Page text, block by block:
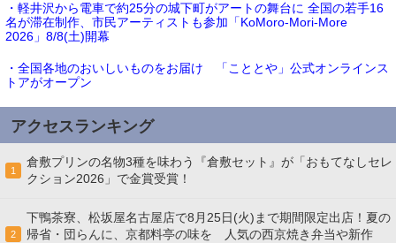
・軽井沢から電車で約25分の城下町がアートの舞台に 全国の若手16
名が滞在制作、市民アーティストも参加「KoMoro-Mori-More
2026」8/8(土)開幕
・全国各地のおいしいものをお届け 「こととや」公式オンラインス
トアがオープン
アクセスランキング
1
倉敷プリンの名物3種を味わう『倉敷セット』が「おもてなしセレ
クション2026」で金賞受賞！
2
下鴨茶寮、松坂屋名古屋店で8月25日(火)まで期間限定出店！夏の
帰省・団らんに、京都料亭の味を 人気の西京焼き弁当や新作